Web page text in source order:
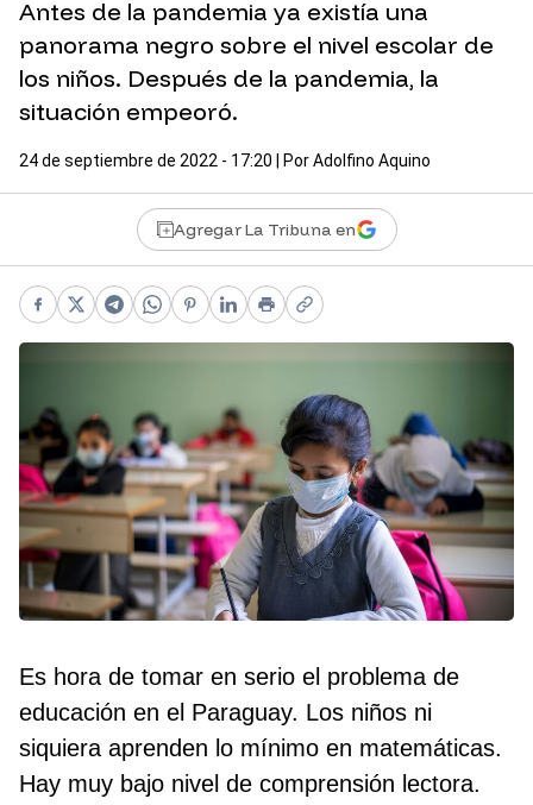
Antes de la pandemia ya existía una
panorama negro sobre el nivel escolar de
los niños. Después de la pandemia, la
situación empeoró.
24 de septiembre de 2022 - 17:20 | PorAdolfino Aquino
Agregar La Tribuna en
Facebook
X Telegram
WhatsApp
Pinterest
LinkedIn
PrintCopy link
Es hora de tomar en serio el problema de
educación en el Paraguay. Los niños ni
siquiera aprenden lo mínimo en matemáticas.
Hay muy bajo nivel de comprensión lectora.